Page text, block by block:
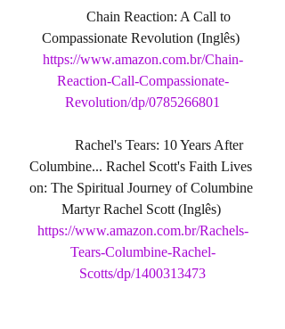
Compassionate Revolution (Inglês)
https://www.amazon.com.br/Chain-
Reaction-Call-Compassionate-
Revolution/dp/0785266801
Columbine... Rachel Scott's Faith Lives
on: The Spiritual Journey of Columbine
Martyr Rachel Scott (Inglês)
https://www.amazon.com.br/Rachels-
Tears-Columbine-Rachel-
Scotts/dp/1400313473